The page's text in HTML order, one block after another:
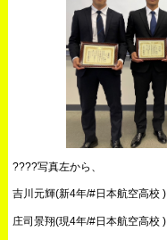
????写真左から、
吉川元輝(新4年/#日本航空高校 )
庄司景翔(現4年/#日本航空高校 )